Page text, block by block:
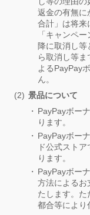
返金の有無に
合計」は将来
「キャンペ
降に取消し
ら取消し等
よるPayPay
ん。
景品について
PayPayボー
ります。
PayPayボー
ド公式スト
ります。
PayPayボー
方法によるお
たします。
都合等により